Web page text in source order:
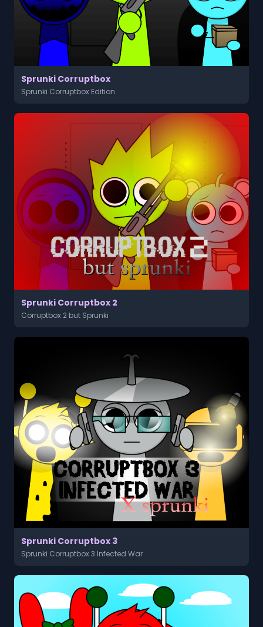
Sprunki Corruptbox
Sprunki Corruptbox Edition
Sprunki Corruptbox 2
Corruptbox 2 but Sprunki
Sprunki Corruptbox 3
Sprunki Corruptbox 3 Infected War